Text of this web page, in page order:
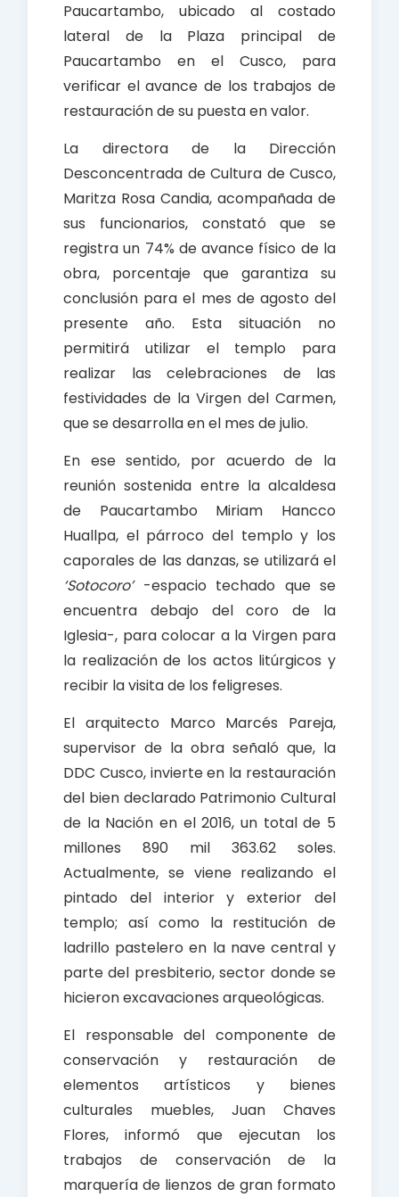
Paucartambo, ubicado al costado
lateral de la Plaza principal de
Paucartambo en el Cusco, para
verificar el avance de los trabajos de
restauración de su puesta en valor.
La directora de la Dirección
Desconcentrada de Cultura de Cusco,
Maritza Rosa Candia, acompañada de
sus funcionarios, constató que se
registra un 74% de avance físico de la
obra, porcentaje que garantiza su
conclusión para el mes de agosto del
presente año. Esta situación no
permitirá utilizar el templo para
realizar las celebraciones de las
festividades de la Virgen del Carmen,
que se desarrolla en el mes de julio.
En ese sentido, por acuerdo de la
reunión sostenida entre la alcaldesa
de Paucartambo Miriam Hancco
Huallpa, el párroco del templo y los
caporales de las danzas, se utilizará el
‘Sotocoro’-espacio techado que se
encuentra debajo del coro de la
Iglesia-, para colocar a la Virgen para
la realización de los actos litúrgicos y
recibir la visita de los feligreses.
El arquitecto Marco Marcés Pareja,
supervisor de la obra señaló que, la
DDC Cusco, invierte en la restauración
del bien declarado Patrimonio Cultural
de la Nación en el 2016, un total de 5
millones 890 mil 363.62 soles.
Actualmente, se viene realizando el
pintado del interior y exterior del
templo; así como la restitución de
ladrillo pastelero en la nave central y
parte del presbiterio, sector donde se
hicieron excavaciones arqueológicas.
El responsable del componente de
conservación y restauración de
elementos artísticos y bienes
culturales muebles, Juan Chaves
Flores, informó que ejecutan los
trabajos de conservación de la
marquería de lienzos de gran formato